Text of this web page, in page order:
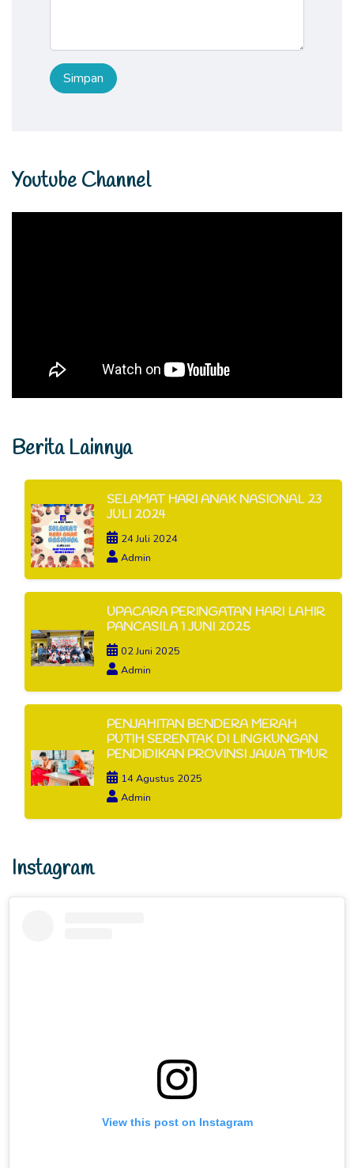
Youtube Channel
Berita Lainnya
SELAMAT HARI ANAK NASIONAL 23
JULI 2024
24 Juli 2024
Admin
UPACARA PERINGATAN HARI LAHIR
PANCASILA 1 JUNI 2025
02 Juni 2025
Admin
PENJAHITAN BENDERA MERAH
PUTIH SERENTAK DI LINGKUNGAN
PENDIDIKAN PROVINSI JAWA TIMUR
14 Agustus 2025
Admin
Instagram
View this post on Instagram